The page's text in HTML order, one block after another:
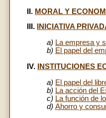
II. MORAL Y
III.
INICIATIVA
a) La empresa y
b) El papel del
IV.
INSTITUCIONES
a) El papel del
b) La acción del
c) La función de
d) Ahorro y